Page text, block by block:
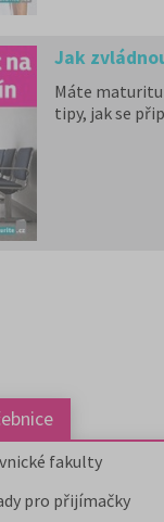
Jak
Máte maturitu
tipy, jak se
fakulty
pro přijímačky